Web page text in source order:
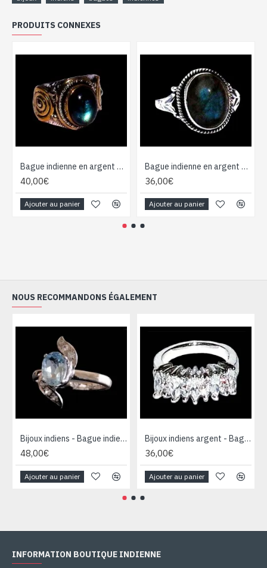
PRODUITS CONNEXES
Bague indienne en argent et Labradorite - Bijoux indiens
40,00€
Ajouter au panier
Bague indienne en argent et Labradorite - Bijoux indiens
36,00€
Ajouter au panier
NOUS RECOMMANDONS ÉGALEMENT
Bijoux indiens - Bague indienne rhodiée Topaze
48,00€
Ajouter au panier
Bijoux indiens argent - Bague indienne oxyde de Zirconium
36,00€
Ajouter au panier
INFORMATION BOUTIQUE INDIENNE